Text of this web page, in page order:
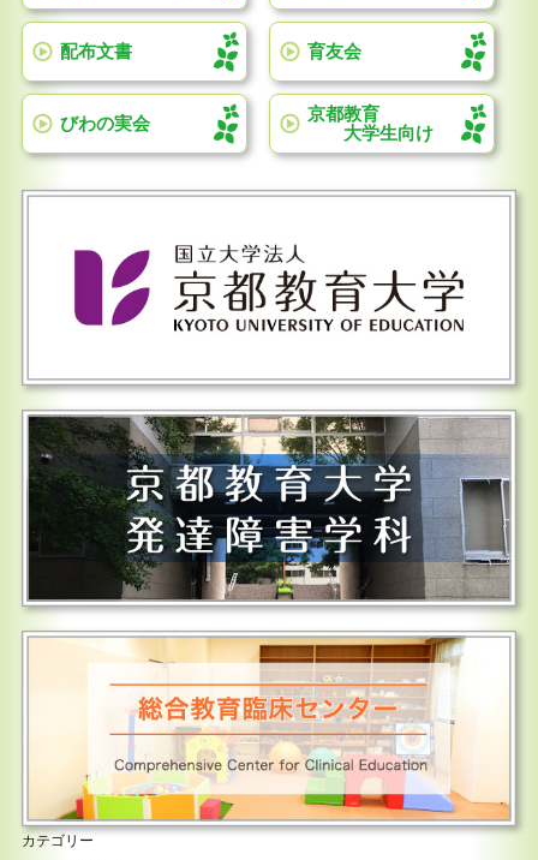
配布文書 育友会
びわの実会
京都教育
大学生向け
カテゴリー